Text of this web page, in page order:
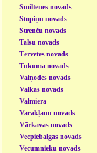
Smiltenes novads
Stopiņu novads
Strenču novads
Talsu novads
Tērvetes novads
Tukuma novads
Vaiņodes novads
Valkas novads
Valmiera
Varakļānu novads
Vārkavas novads
Vecpiebalgas novads
Vecumnieku novads